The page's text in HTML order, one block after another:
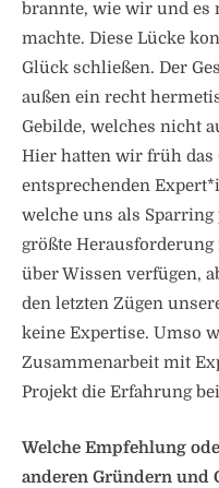
brannte, wie wir und es
machte. Diese Lücke
Glück schließen. Der
außen ein recht
Gebilde, welches nicht
Hier hatten wir früh das
entsprechenden
welche uns als
größte
über Wissen verfügen,
den letzten Zügen
keine Expertise. Umso
Zusammenarbeit mit
Projekt die Erfahrung
Welche Empfehlung
anderen Gründern und